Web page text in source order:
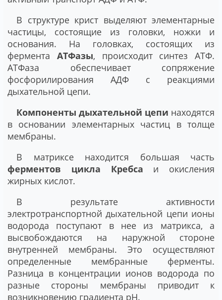
В структуре крист выделяют элементарные
частицы, состоящие из головки, ножки и
основания. На головках, состоящих из
фермента АТФазы, происходит синтез АТФ.
АТФаза обеспечивает сопряжение
фосфорилирования АДФ с реакциями
дыхательной цепи.
Компоненты дыхательной цепи находятся
в основании элементарных частиц в толще
мембраны.
В матриксе находится большая часть
ферментов цикла Кребса и окисления
жирных кислот.
В результате активности
электротранспортной дыхательной цепи ионы
водорода поступают в нее из матрикса, а
высвобождаются на наружной стороне
внутренней мембраны. Это осуществляют
определенные мембранные ферменты.
Разница в концентрации ионов водорода по
разные стороны мембраны приводит к
возникновению градиента pH.